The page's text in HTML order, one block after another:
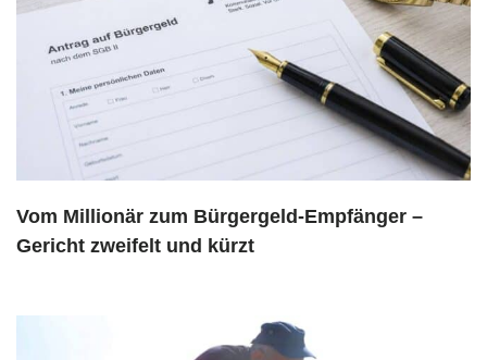
Vom Millionär zum Bürgergeld-Empfänger –
Gericht zweifelt und kürzt